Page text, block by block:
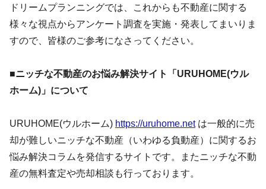
ドリームプランニングでは、これからも不動産に関する
様々な視点からアンケート調査を実施・発表してまいりま
すので、皆様のご参考になさってください。
■ニッチな不動産のお悩み解決サイト「URUHOME(ウル
ホーム)」について
URUHOME(ウルホーム) https://uruhome.netは一般的に売
却が難しいニッチな不動産（いわゆる負動産）に関するお
悩み解決コラムを発信するサイトです。またニッチな不動
産の無料査定や売却相談も行っております。